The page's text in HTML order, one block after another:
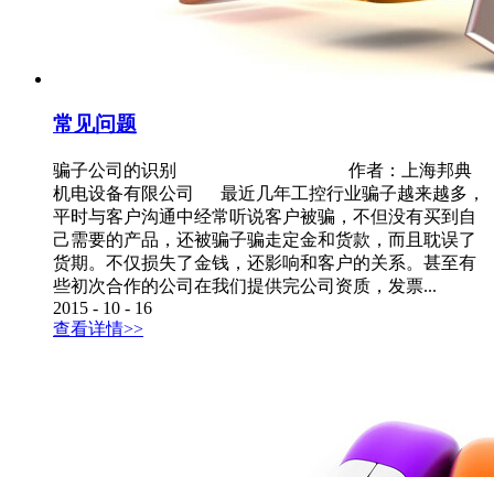
常见问题
骗子公司的识别 作者：上海邦典
机电设备有限公司 最近几年工控行业骗子越来越多，
平时与客户沟通中经常听说客户被骗，不但没有买到自
己需要的产品，还被骗子骗走定金和货款，而且耽误了
货期。不仅损失了金钱，还影响和客户的关系。甚至有
些初次合作的公司在我们提供完公司资质，发票...
2015 - 10 - 16
查看详情>>